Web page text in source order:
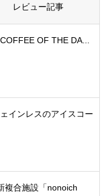
レビュー記事
OF THE DA...
インレスのアイスコー
複合施設「nonoich